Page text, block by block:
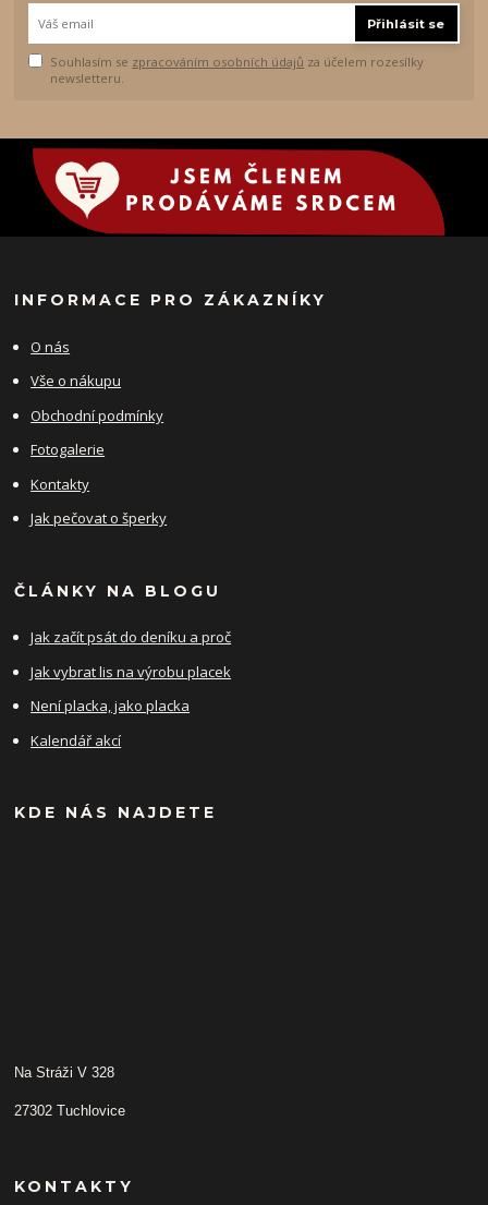
Přihlásit se
Souhlasím se zpracováním osobních údajů za účelem rozesílky
newsletteru.
INFORMACE PRO ZÁKAZNÍKY
O nás
Vše o nákupu
Obchodní podmínky
Fotogalerie
Kontakty
Jak pečovat o šperky
ČLÁNKY NA BLOGU
Jak začít psát do deníku a proč
Jak vybrat lis na výrobu placek
Není placka, jako placka
Kalendář akcí
KDE NÁS NAJDETE
Na Stráži V 328
27302 Tuchlovice
KONTAKTY